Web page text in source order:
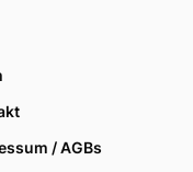
/ AGBs